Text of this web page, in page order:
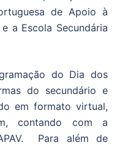
de Apoio à
a Escola Secundária
do Dia dos
do secundário e
em formato virtual,
contando com a
Para além de